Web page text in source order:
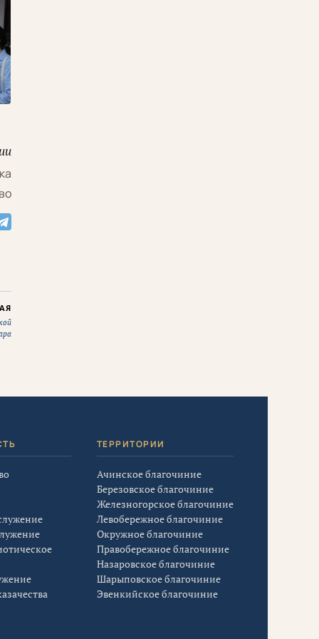
ТЕРРИТОРИИ
Ачинское благочиние
Березовское благочиние
Железногорское благочиние
Левобережное благочиние
Окружное благочиние
Правобережное благочиние
Назаровское благочиние
Шарыповское благочиние
Эвенкийское благочиние